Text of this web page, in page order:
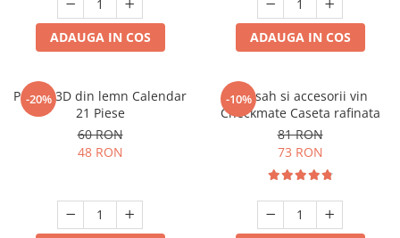
ADAUGA IN COS ADAUGA IN COS
-20%
Puzzle 3D din lemn Calendar
21 Piese
60 RON
48 RON
-10%
Set sah si accesorii vin
Checkmate Caseta rafinata
81 RON
73 RON